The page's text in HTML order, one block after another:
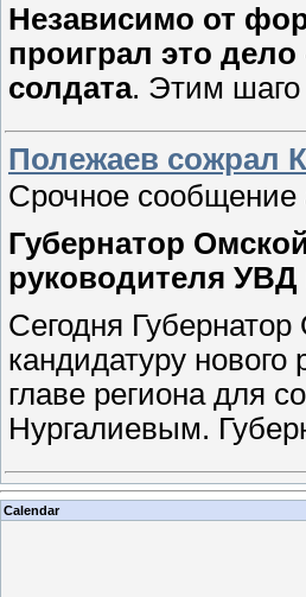
Независимо от
проиграл это дело
солдата. Этим шаго
Полежаев сожрал
Срочное сообщение
Губернатор
руководителя
Сегодня
кандидатуру
главе региона для
Нургалиевым.
Calendar